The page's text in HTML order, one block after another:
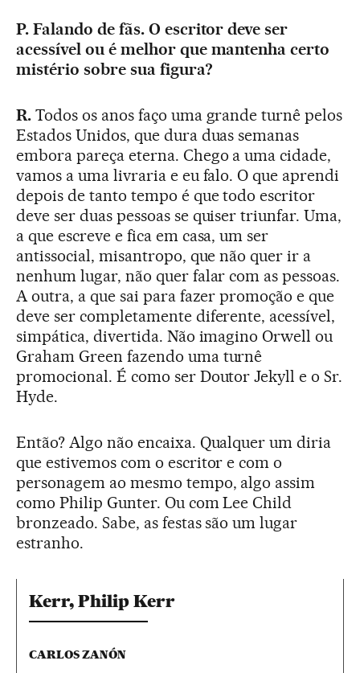
P. Falando de fãs. O escritor deve ser
acessível ou é melhor que mantenha certo
mistério sobre sua figura?
R.Todos os anos faço uma grande turnê pelos
Estados Unidos, que dura duas semanas
embora pareça eterna. Chego a uma cidade,
vamos a uma livraria e eu falo. O que aprendi
depois de tanto tempo é que todo escritor
deve ser duas pessoas se quiser triunfar. Uma,
a que escreve e fica em casa, um ser
antissocial, misantropo, que não quer ir a
nenhum lugar, não quer falar com as pessoas.
A outra, a que sai para fazer promoção e que
deve ser completamente diferente, acessível,
simpática, divertida. Não imagino Orwell ou
Graham Green fazendo uma turnê
promocional. É como ser Doutor Jekyll e o Sr.
Hyde.
Então? Algo não encaixa. Qualquer um diria
que estivemos com o escritor e com o
personagem ao mesmo tempo, algo assim
como Philip Gunter. Ou com Lee Child
bronzeado. Sabe, as festas são um lugar
estranho.
Kerr, Philip Kerr
CARLOS ZANÓN